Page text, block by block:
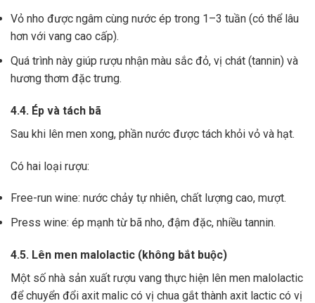
Vỏ nho được ngâm cùng nước ép trong 1–3 tuần (có thể lâu
hơn với vang cao cấp).
Quá trình này giúp rượu nhận màu sắc đỏ, vị chát (tannin) và
hương thơm đặc trưng.
4.4. Ép và tách bã
Sau khi lên men xong, phần nước được tách khỏi vỏ và hạt.
Có hai loại rượu:
Free-run wine: nước chảy tự nhiên, chất lượng cao, mượt.
Press wine: ép mạnh từ bã nho, đậm đặc, nhiều tannin.
4.5. Lên men malolactic (không bắt buộc)
Một số nhà sản xuất rượu vang thực hiện lên men malolactic
để chuyển đổi axit malic có vị chua gắt thành axit lactic có vị